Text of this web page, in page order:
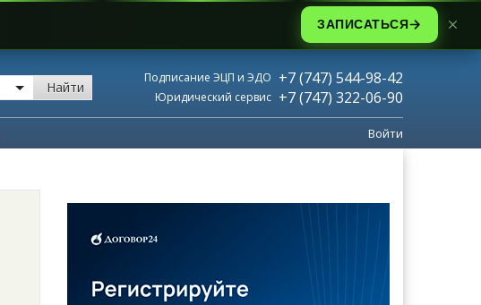
Найти
Подписание ЭЦП и ЭДО +7 (747) 544-98-42
Юридический сервис +7 (747) 322-06-90
Войти
ЗАПИСАТЬСЯ